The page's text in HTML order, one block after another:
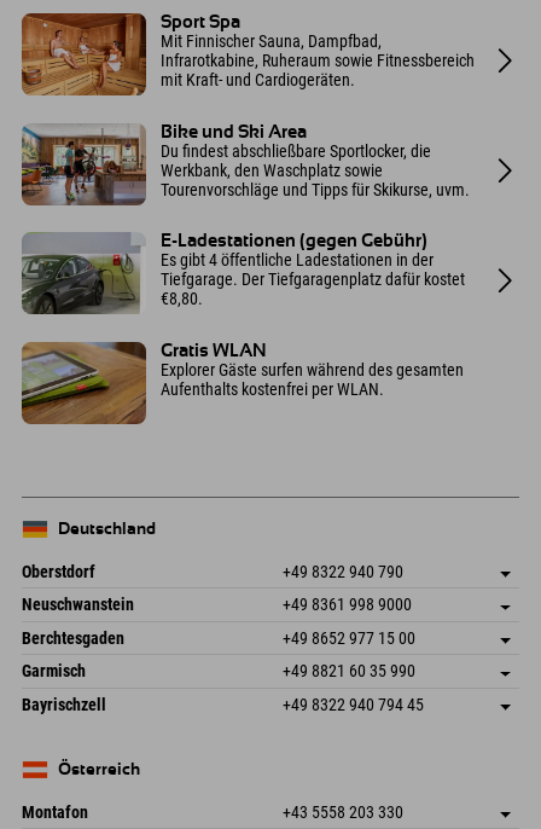
Sport Spa
Mit Finnischer Sauna, Dampfbad,
Infrarotkabine, Ruheraum sowie Fitnessbereich
mit Kraft- und Cardiogeräten.
Bike und Ski Area
Du findest abschließbare Sportlocker, die
Werkbank, den Waschplatz sowie
Tourenvorschläge und Tipps für Skikurse, uvm.
E-Ladestationen (gegen Gebühr)
Es gibt 4 öffentliche Ladestationen in der
Tiefgarage. Der Tiefgaragenplatz dafür kostet
€8,80.
Gratis WLAN
Explorer Gäste surfen während des gesamten
Aufenthalts kostenfrei per WLAN.
Deutschland
Oberstdorf +49 8322 940 790
An der Breitach 3
Deutschland
Adresse speichern
Buchen
Neuschwanstein +49 8361 998 9000
An der Riese 45
87484 Nesselwang im Allgäu
Deutschland
Adresse speichern
Buchen
Berchtesgaden +49 8652 977 15 00
Hofreitstr. 7
Deutschland
Adresse speichern
Buchen
Garmisch +49 8821 60 35 990
Frickenstraße 22
82490 Farchant
Adresse speichern
Bayrischzell +49 8322 940 794 45
Deutschland
Österreich
Montafon +43 5558 203 330